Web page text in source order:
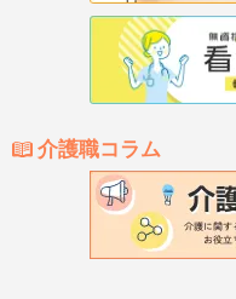
介護職コラム